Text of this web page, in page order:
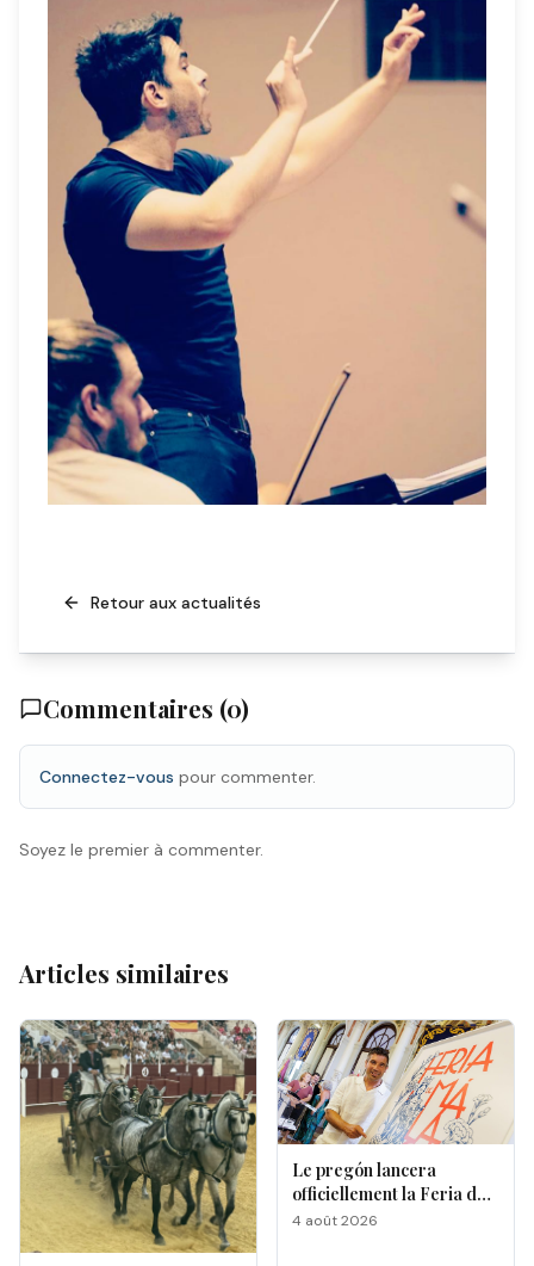
Retour aux actualités
Commentaires (0)
Connectez-vous pour commenter.
Soyez le premier à commenter.
Articles similaires
Le pregón lancera
officiellement la Feria de
Málaga 2026
4 août 2026